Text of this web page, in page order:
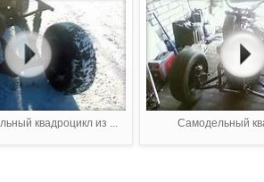
квадроцикл из ... Самодельный